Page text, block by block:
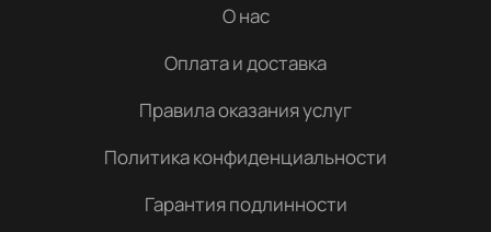
О нас
Оплата и доставка
Правила оказания услуг
Политика конфиденциальности
Гарантия подлинности